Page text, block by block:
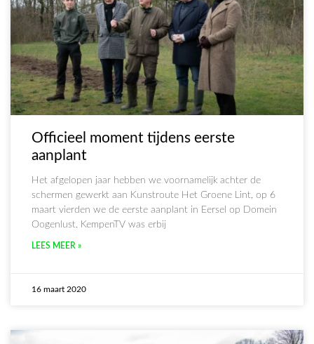
Officieel moment tijdens eerste
aanplant
Het afgelopen jaar hebben we voornamelijk achter de
schermen gewerkt aan Kunstroute Het Groene Lint, op 6
maart vierden we de eerste aanplant in Eersel op Domein
Oogenlust. KempenTV was erbij
LEES MEER »
16 maart 2020